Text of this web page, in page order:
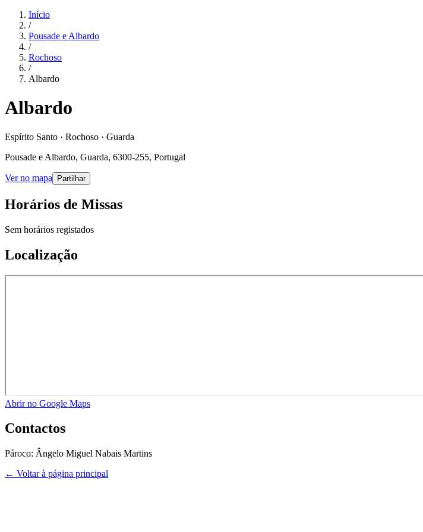
Início
/
Pousade e Albardo
/
Rochoso
/
Albardo
Albardo
Espírito Santo · Rochoso · Guarda
Pousade e Albardo, Guarda, 6300-255, Portugal
Ver no mapa Partilhar
Horários de Missas
Sem horários registados
Localização
Abrir no Google Maps
Contactos
Pároco: Ângelo Miguel Nabais Martins
← Voltar à página principal